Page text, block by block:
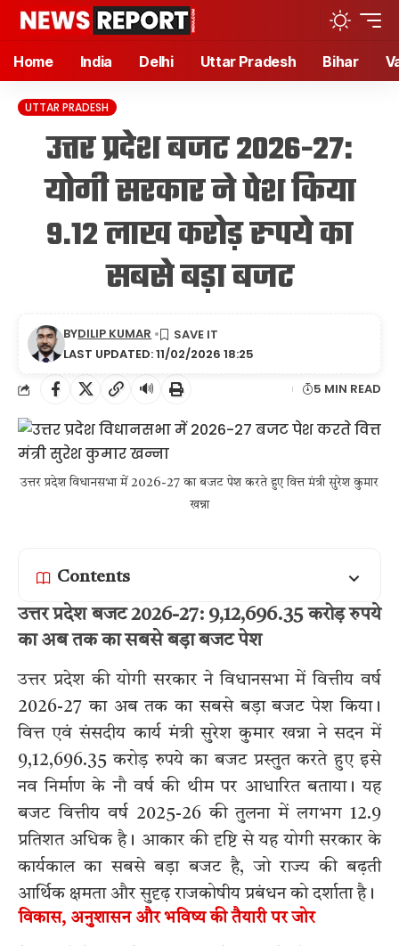
Home India Delhi Uttar Pradesh Bihar
UTTAR PRADESH
उत्तर प्रदेश बजट 2026-27:
योगी सरकार ने पेश किया
9.12 लाख करोड़ रुपये का
सबसे बड़ा बजट
LAST UPDATED: 11/02/2026 18:25
BYDILIP KUMAR
🔊 5 MIN READ
उत्तर प्रदेश विधानसभा में 2026-27 का बजट पेश करते हुए वित्त मंत्री सुरेश कुमार
खन्ना
Contents
उत्तर प्रदेश बजट 2026-27: 9,12,696.35 करोड़ रुपये
का अब तक का सबसे बड़ा बजट पेश
उत्तर प्रदेश की योगी सरकार ने विधानसभा में वित्तीय वर्ष
2026-27 का अब तक का सबसे बड़ा बजट पेश किया।
वित्त एवं संसदीय कार्य मंत्री सुरेश कुमार खन्ना ने सदन में
9,12,696.35 करोड़ रुपये का बजट प्रस्तुत करते हुए इसे
नव निर्माण के नौ वर्ष की थीम पर आधारित बताया। यह
बजट वित्तीय वर्ष 2025-26 की तुलना में लगभग 12.9
प्रतिशत अधिक है। आकार की दृष्टि से यह योगी सरकार के
कार्यकाल का सबसे बड़ा बजट है, जो राज्य की बढ़ती
आर्थिक क्षमता और सुदृढ़ राजकोषीय प्रबंधन को दर्शाता है।
विकास, अनुशासन और भविष्य की तैयारी पर जोर